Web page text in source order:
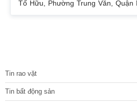
Tố Hữu, Phường Trung Văn, Quận
Tin rao vặt
Tin bất động sản